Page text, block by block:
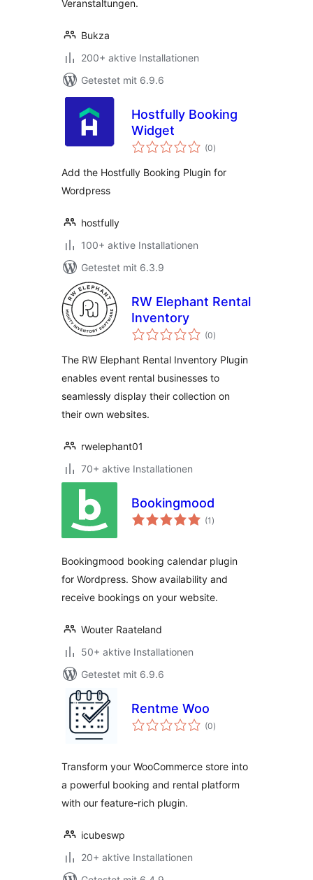
Veranstaltungen.
Bukza
200+ aktive Installationen
Getestet mit 6.9.6
Hostfully Booking
Widget
(0Bewertungen
insgesamt
)
Add the Hostfully Booking Plugin for
Wordpress
hostfully
100+ aktive Installationen
Getestet mit 6.3.9
RW Elephant Rental
Inventory
(0Bewertungen
insgesamt
)
The RW Elephant Rental Inventory Plugin
enables event rental businesses to
seamlessly display their collection on
their own websites.
rwelephant01
70+ aktive Installationen
Bookingmood
(1 Bewertungen
insgesamt
)
Bookingmood booking calendar plugin
for Wordpress. Show availability and
receive bookings on your website.
Wouter Raateland
50+ aktive Installationen
Getestet mit 6.9.6
Rentme Woo
(0Bewertungen
insgesamt
)
Transform your WooCommerce store into
a powerful booking and rental platform
with our feature-rich plugin.
icubeswp
20+ aktive Installationen